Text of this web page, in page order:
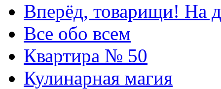
Вперёд, товарищи! На
Все обо всем
Квартира № 50
Кулинарная магия